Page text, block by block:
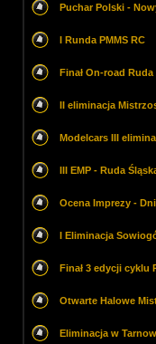
Puchar Polski -
I Runda PMMS RC
Finał On-road Ruda
II eliminacja
Modelcars III
III EMP - Ruda
Ocena Imprezy -
I Eliminacja
Finał 3 edycji cyklu
Otwarte Halowe
Eliminacja w